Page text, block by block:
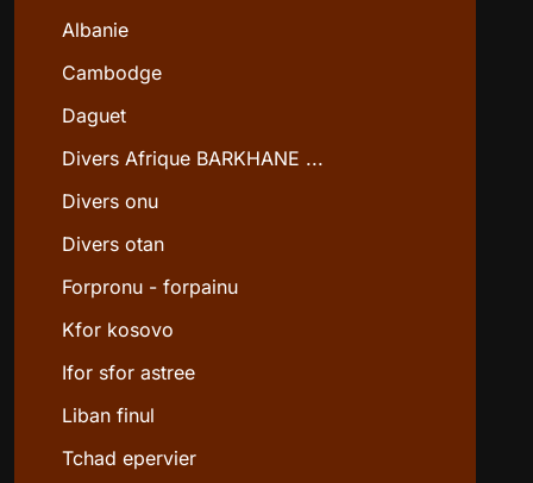
Albanie
Cambodge
Daguet
Divers Afrique BARKHANE ...
Divers onu
Divers otan
Forpronu - forpainu
Kfor kosovo
Ifor sfor astree
Liban finul
Tchad epervier